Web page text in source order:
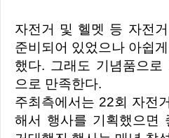
자전거 및 헬멧 등 자전거
준비되어 있었으나 아쉽
했다. 그래도 기념품으로
으로 만족한다.
주최측에서는 22회 자전거대행진은 계절을 생각
해서 행사를 기획했으면